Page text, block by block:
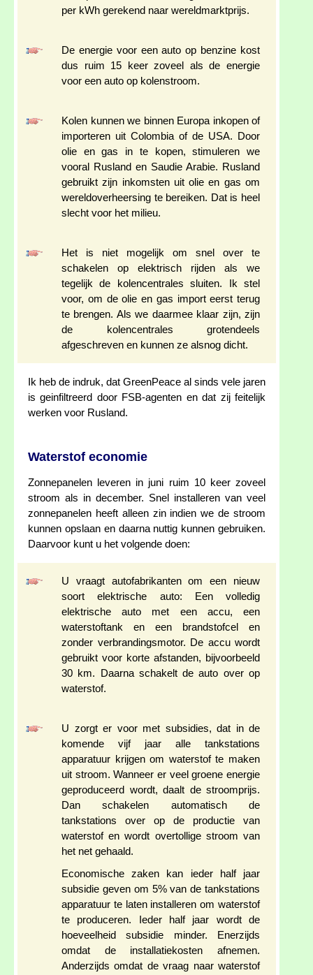
per kWh gerekend naar wereldmarktprijs.
De energie voor een auto op benzine kost
dus ruim 15 keer zoveel als de energie
voor een auto op kolenstroom.
Kolen kunnen we binnen Europa inkopen of
importeren uit Colombia of de USA. Door
olie en gas in te kopen, stimuleren we
vooral Rusland en Saudie Arabie. Rusland
gebruikt zijn inkomsten uit olie en gas om
wereldoverheersing te bereiken. Dat is heel
slecht voor het milieu.
Het is niet mogelijk om snel over te
schakelen op elektrisch rijden als we
tegelijk de kolencentrales sluiten. Ik stel
voor, om de olie en gas import eerst terug
te brengen. Als we daarmee klaar zijn, zijn
de kolencentrales grotendeels
afgeschreven en kunnen ze alsnog dicht.
Ik heb de indruk, dat GreenPeace al sinds vele jaren
is geinfiltreerd door FSB-agenten en dat zij feitelijk
werken voor Rusland.
Waterstof economie
Zonnepanelen leveren in juni ruim 10 keer zoveel
stroom als in december. Snel installeren van veel
zonnepanelen heeft alleen zin indien we de stroom
kunnen opslaan en daarna nuttig kunnen gebruiken.
Daarvoor kunt u het volgende doen:
U vraagt autofabrikanten om een nieuw
soort elektrische auto: Een volledig
elektrische auto met een accu, een
waterstoftank en een brandstofcel en
zonder verbrandingsmotor. De accu wordt
gebruikt voor korte afstanden, bijvoorbeeld
30 km. Daarna schakelt de auto over op
waterstof.
U zorgt er voor met subsidies, dat in de
komende vijf jaar alle tankstations
apparatuur krijgen om waterstof te maken
uit stroom. Wanneer er veel groene energie
geproduceerd wordt, daalt de stroomprijs.
Dan schakelen automatisch de
tankstations over op de productie van
waterstof en wordt overtollige stroom van
het net gehaald.
Economische zaken kan ieder half jaar
subsidie geven om 5% van de tankstations
apparatuur te laten installeren om waterstof
te produceren. Ieder half jaar wordt de
hoeveelheid subsidie minder. Enerzijds
omdat de installatiekosten afnemen.
Anderzijds omdat de vraag naar waterstof